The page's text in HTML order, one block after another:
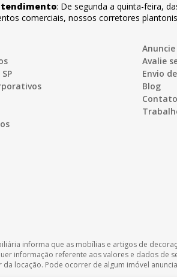
: De segunda a quinta-feira,
comerciais, nossos corretores
Avalie
Envio
Blog
Contato
informa que as mobílias e artigos de
informação referente aos valores e dados de
da locação. Pode ocorrer de algum imóvel